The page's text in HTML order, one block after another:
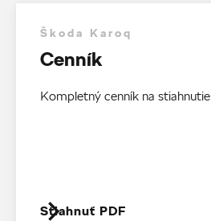
Škoda Karoq
Cenník
Kompletný cenník na stiahnutie
Stiahnuť PDF